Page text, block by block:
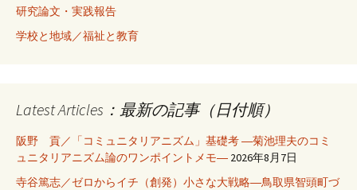
研究論文・実践報告
学校と地域／福祉と教育
Latest Articles：最新の記事（日付順）
阪野 貢／「コミュニタリアニズム」基礎考 ―菊池理夫のコミ
ュニタリアニズム論のワンポイントメモ― 2026年8月7日
寺谷篤志／ゼロからイチ（創発）小さな大戦略―鳥取県智頭町づ